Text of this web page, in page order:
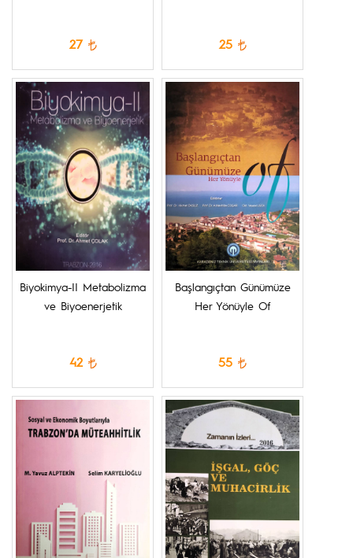
27 25
Biyokimya-II Metabolizma
ve Biyoenerjetik
42
Başlangıçtan Günümüze
Her Yönüyle Of
55